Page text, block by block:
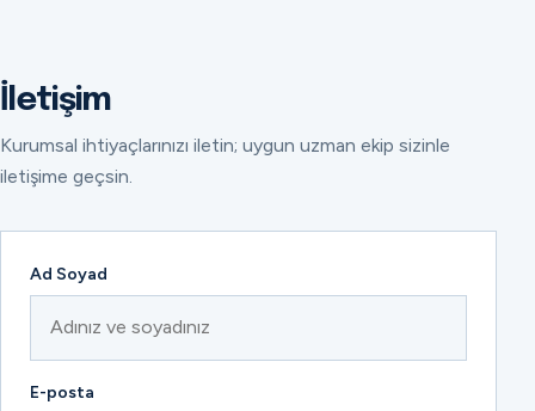
İletişim
Kurumsal ihtiyaçlarınızı iletin; uygun uzman ekip sizinle
iletişime geçsin.
Ad Soyad
E-posta